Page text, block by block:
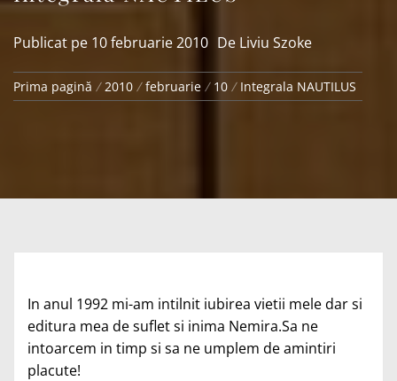
Publicat pe 10 februarie 2010 De Liviu Szoke
Prima pagină 2010 februarie 10 Integrala NAUTILUS
In anul 1992 mi-am intilnit iubirea vietii mele dar si
editura mea de suflet si inima Nemira.Sa ne
intoarcem in timp si sa ne umplem de amintiri
placute!